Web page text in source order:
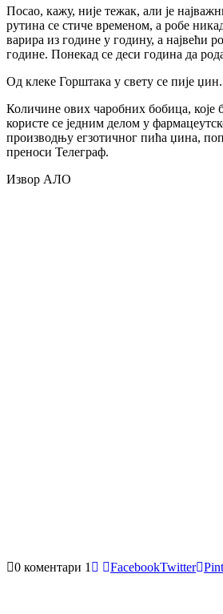
Посао, кажу, није тежак, али је
рутина се стиче временом, а робе
варира из године у годину, а највећи
године. Понекад се деси година да
Од клеке Горштака у свету се пије џин.
Количине ових чаробних бобица, које
користе се једним делом у
производњу егзотичног пића џина,
преноси Телеграф.
Извор АЛО
0 коментари 1 FacebookTwitter